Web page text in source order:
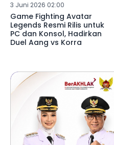
3 Juni 2026 02:00
Game Fighting Avatar
Legends Resmi Rilis untuk
PC dan Konsol, Hadirkan
Duel Aang vs Korra